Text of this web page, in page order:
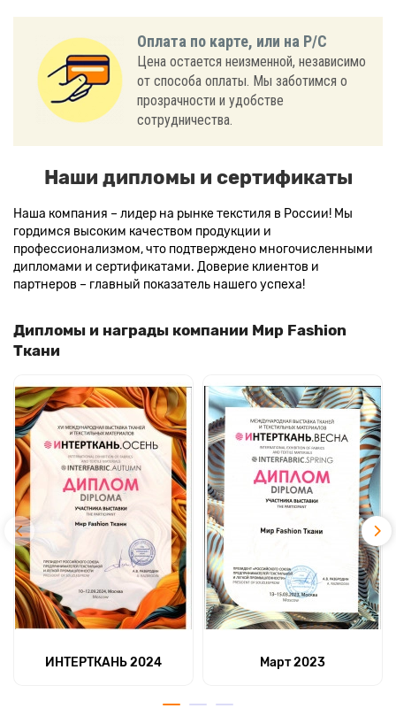
Оплата по карте, или на Р/С
Цена остается неизменной, независимо
от способа оплаты. Мы заботимся о
прозрачности и удобстве
сотрудничества.
Наши дипломы и сертификаты
Наша компания – лидер на рынке текстиля в России! Мы
гордимся высоким качеством продукции и
профессионализмом, что подтверждено многочисленными
дипломами и сертификатами. Доверие клиентов и
партнеров – главный показатель нашего успеха!
Дипломы и награды компании Мир Fashion
Ткани
ИНТЕРТКАНЬ 2024 Март 2023